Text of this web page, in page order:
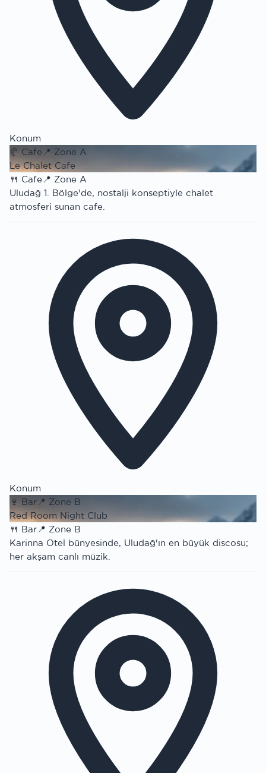
Konum
🥐 Cafe 📍 Zone A
Le Chalet Cafe
🍴 Cafe📍 Zone A
Uludağ 1. Bölge'de, nostalji konseptiyle chalet
atmosferi sunan cafe.
Konum
🍷 Bar 📍 Zone B
Red Room Night Club
🍴 Bar📍 Zone B
Karinna Otel bünyesinde, Uludağ'ın en büyük discosu;
her akşam canlı müzik.